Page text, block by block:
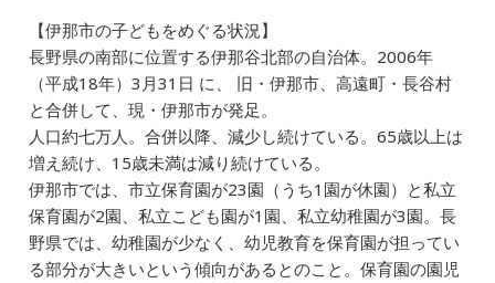
【伊那市の子どもをめぐる状況】
長野県の南部に位置する伊那谷北部の自治体。2006年
（平成18年）3月31日 に、 旧・伊那市、高遠町・長谷村
と合併して、現・伊那市が発足。
人口約七万人。合併以降、減少し続けている。65歳以上は
増え続け、15歳未満は減り続けている。
伊那市では、市立保育園が23園（うち1園が休園）と私立
保育園が2園、私立こども園が1園、私立幼稚園が3園。長
野県では、幼稚園が少なく、幼児教育を保育園が担ってい
る部分が大きいという傾向があるとのこと。保育園の園児